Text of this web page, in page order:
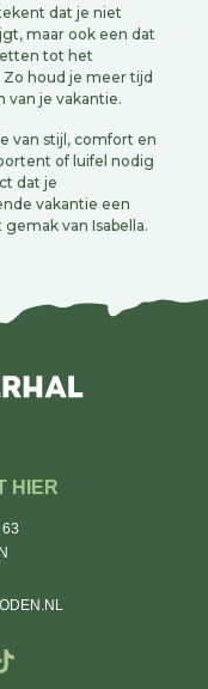
dat je niet
maar ook een dat
tot het
Zo houd je meer tijd
van je vakantie.
van stijl, comfort en
of luifel nodig
dat je
vakantie een
van Isabella.
HIER